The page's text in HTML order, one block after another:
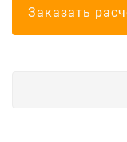
Заказать